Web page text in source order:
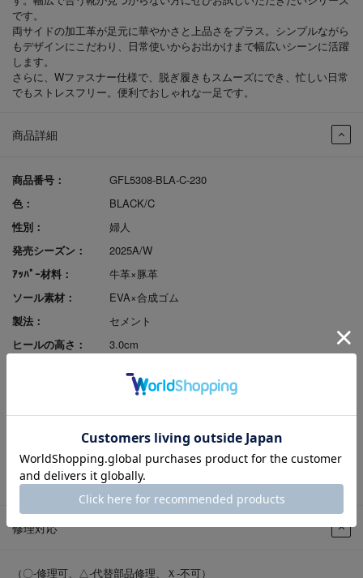
商品詳細
商品番号：
GFL5308-BLA-C-230
色：
BLACK/C
性別：
婦人
発売シーズン：
2025A/W
ｱｯﾊﾟｰ材料：
牛革×豚革
ソール素材：
EVA×合成ゴム
製法：
セメント
ヒールの高さ：
3.0cm
EEEEE
レビューポイント付可
返品サイズ交換：
可
試着申込可否：
否
修理対応
（〇-修理可、△-代替部品修理、Ｘ-不可）
です。
両サイドの加工革が足元に華やかさと上品さをプラス。シンプルながら
もデザインにこだわり、日常使いからお出かけまで幅広いシーンに活躍
します。
さらに、Wファスナー仕様で、脱ぎ履きもスムーズにでき、忙しい日常
でもストレスフリー。便利でおしゃれな一足です。